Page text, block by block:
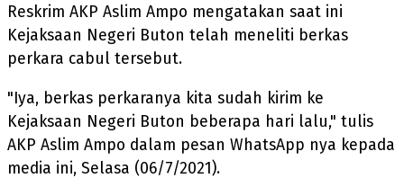
Reskrim AKP Aslim Ampo mengatakan saat ini
Kejaksaan Negeri Buton telah meneliti berkas
perkara cabul tersebut.
"Iya, berkas perkaranya kita sudah kirim ke
Kejaksaan Negeri Buton beberapa hari lalu," tulis
AKP Aslim Ampo dalam pesan WhatsApp nya kepada
media ini, Selasa (06/7/2021).